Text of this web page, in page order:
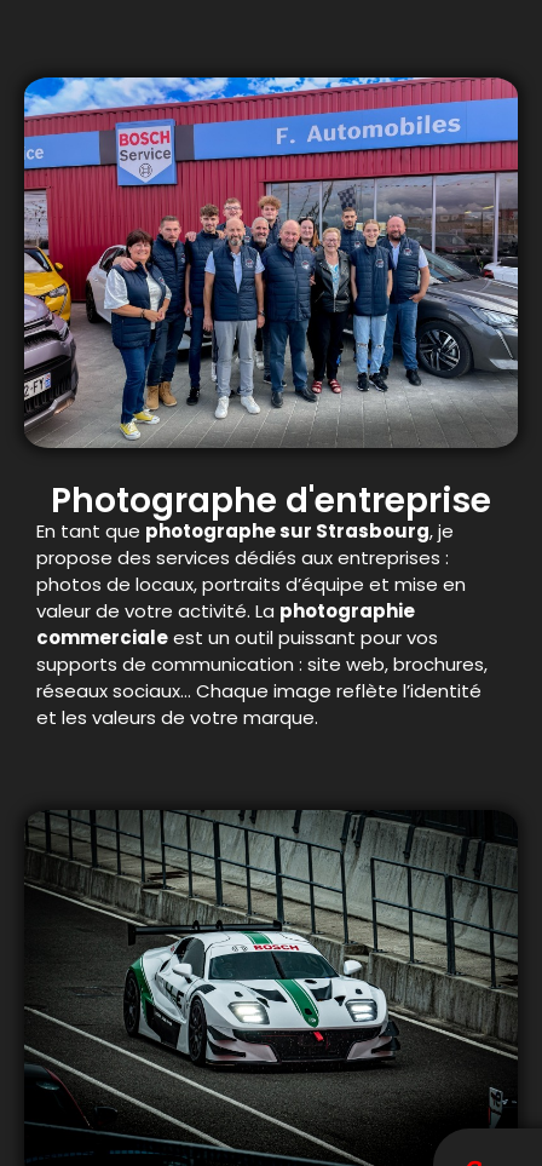
Photographe d'entreprise
En tant que photographe sur Strasbourg, je
propose des services dédiés aux entreprises :
photos de locaux, portraits d’équipe et mise en
valeur de votre activité. La photographie
commercialeest un outil puissant pour vos
supports de communication : site web, brochures,
réseaux sociaux… Chaque image reflète l’identité
et les valeurs de votre marque.